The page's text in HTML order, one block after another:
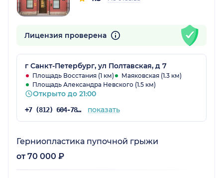
Лицензия проверена
г Санкт-Петербург, ул Полтавская, д 7
Площадь Восстания (1 км)
Маяковская (1.3 км)
Площадь Александра Невского (1.5 км)
Открыто до 21:00
+7 (812) 604-78-41 показать
Герниопластика пупочной грыжи
от 70 000 ₽